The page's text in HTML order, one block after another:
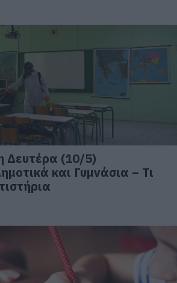
Δευτέρα (10/5)
και Γυμνάσια – Τι